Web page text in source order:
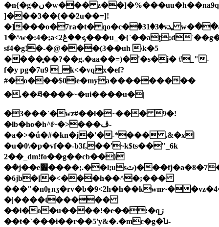
�n{�g�ں�w��� z��]�%���uu�h��na9ql���tȑ������ք:�x�lf�����
]���3��{��2u��=]!
�]���o�7ra�t� qo�c�ٞ�31�3�vܛ w�گ��
^�1w�:4�;a<2ܟ��ڠ���u_�{`��aţ;d˺��g�u[���={�����
sf4�g!�-�@���(3��uh \k�5
����̥��?��g.�aa��=)�'�s�ܲj� #_"-
f�y pg�7u9 _k<�vqx�ef?
#�o���$0ie�mya���������
�,��ཐ����~�ui����u�|
�3���`�wz#��l�~��� 9�!
�lb�ho�h^f~�>���ڤ-
�a�>�ǘ�#�kn�j�'�-*��� ,&�x|
�u�0\�p�vf��-b3f,��'~k$ts��"_6k
2��_dm!fo��g��cb��}
�݁�j��e׾����;.��l;usٽ)���fj�a�8�7��a�9ȃ[ʺo�/
�6jb�[�<���h��^�;���
���"�n0ӻnʓ�rv�b�9<2h�h��kwm~�
�|����t�����
��i�o�u����!�e��:�qڗ
��t�`���i��r��5'y&�.�mc�g�ն-